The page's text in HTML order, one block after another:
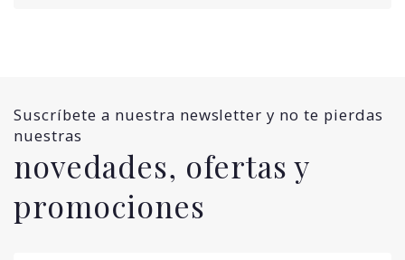
Suscríbete a nuestra newsletter y no te pierdas
nuestras
novedades, ofertas y
promociones